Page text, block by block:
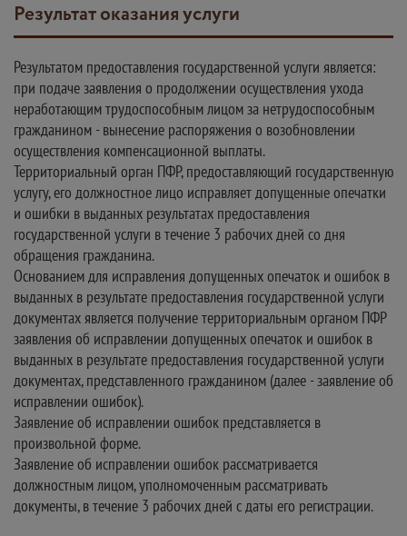
Результат оказания услуги
Результатом предоставления государственной услуги является:
при подаче заявления о продолжении осуществления ухода
неработающим трудоспособным лицом за нетрудоспособным
гражданином - вынесение распоряжения о возобновлении
осуществления компенсационной выплаты.
Территориальный орган ПФР, предоставляющий государственную
услугу, его должностное лицо исправляет допущенные опечатки
и ошибки в выданных результатах предоставления
государственной услуги в течение 3 рабочих дней со дня
обращения гражданина.
Основанием для исправления допущенных опечаток и ошибок в
выданных в результате предоставления государственной услуги
документах является получение территориальным органом ПФР
заявления об исправлении допущенных опечаток и ошибок в
выданных в результате предоставления государственной услуги
документах, представленного гражданином (далее - заявление об
исправлении ошибок).
Заявление об исправлении ошибок представляется в
произвольной форме.
Заявление об исправлении ошибок рассматривается
должностным лицом, уполномоченным рассматривать
документы, в течение 3 рабочих дней с даты его регистрации.